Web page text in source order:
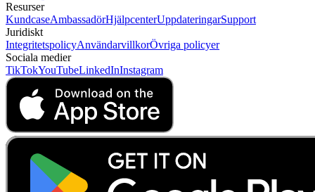
Resurser
KundcaseAmbassadörHjälpcenterUppdateringarSupport
Juridiskt
IntegritetspolicyAnvändarvillkorÖvriga policyer
Sociala medier
TikTokYouTubeLinkedInInstagram